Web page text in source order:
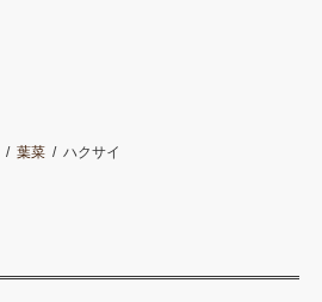
葉菜 ハクサイ